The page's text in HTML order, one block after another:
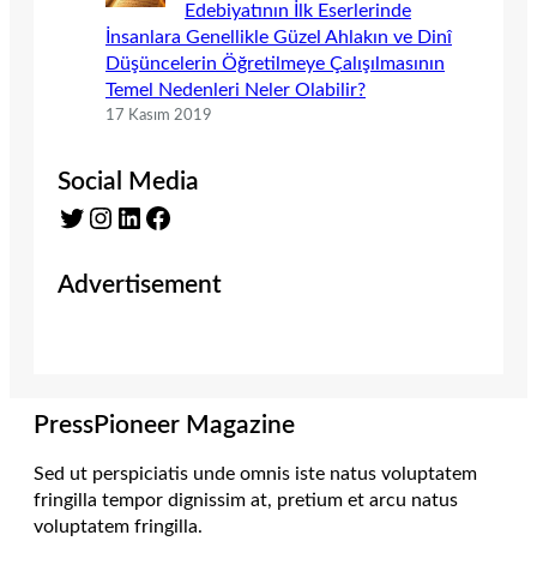
Edebiyatının İlk Eserlerinde
İnsanlara Genellikle Güzel Ahlakın ve Dinî
Düşüncelerin Öğretilmeye Çalışılmasının
Temel Nedenleri Neler Olabilir?
17 Kasım 2019
Social Media
Twitter Instagram LinkedIn Facebook
Advertisement
PressPioneer Magazine
Sed ut perspiciatis unde omnis iste natus voluptatem
fringilla tempor dignissim at, pretium et arcu natus
voluptatem fringilla.